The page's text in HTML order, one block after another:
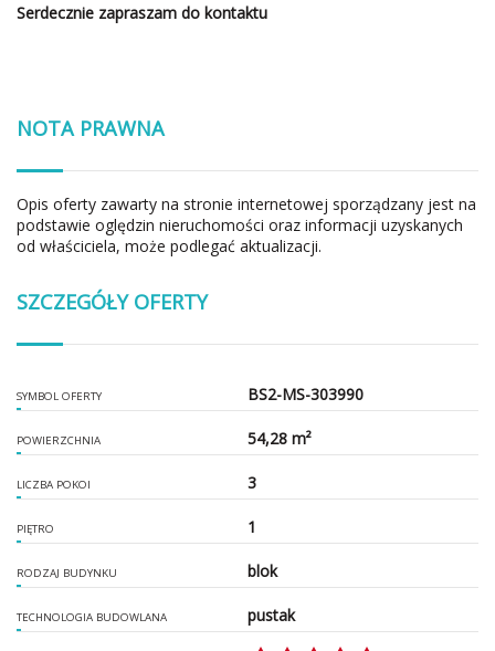
Serdecznie zapraszam do kontaktu
NOTA PRAWNA
Opis oferty zawarty na stronie internetowej sporządzany jest na
podstawie oględzin nieruchomości oraz informacji uzyskanych
od właściciela, może podlegać aktualizacji.
SZCZEGÓŁY OFERTY
SYMBOL OFERTY BS2-MS-303990
POWIERZCHNIA 54,28 m²
LICZBA POKOI 3
PIĘTRO 1
RODZAJ BUDYNKU blok
TECHNOLOGIA BUDOWLANA pustak